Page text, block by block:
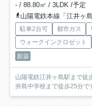
- / 88.80㎡ / 3LDK /予定
山陽電鉄本線「江井ヶ
駐車2台可 都市ガス
ウォークインクロゼット
新築
山陽電鉄江井ヶ島駅まで徒
井島中学校まで徒歩25分で